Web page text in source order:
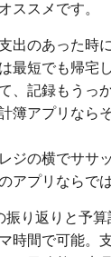
ススメです。
出のあった時
最短でも帰宅
、記録もうっ
簿アプリなら
ジの横でササ
アプリならで
振り返りと予
時間で可能。